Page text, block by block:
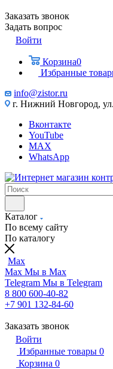
Заказать звонок
Задать вопрос
Войти
Корзина0
Избранные
info@zistor.ru
г. Нижний Новгород,
Вконтакте
YouTube
MAX
WhatsApp
Каталог
По всему сайту
По каталогу
Max
Max Мы в Max
Telegram Мы в Telegram
8 800 600-40-82
+7 901 132-84-60
Заказать звонок
Войти
Избранные товары 0
Корзина 0